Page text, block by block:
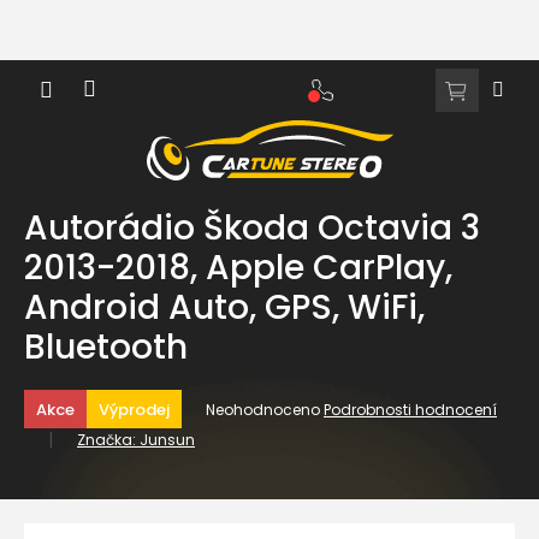
obsah
NÁKUPNÍ
Autorádio Škoda Octavia 3
2013-2018, Apple CarPlay,
Android Auto, GPS, WiFi,
Bluetooth
Akce Výprodej
Průměrné
0,0
NeohodnocenoPodrobnosti hodnocení
Značka: Junsun